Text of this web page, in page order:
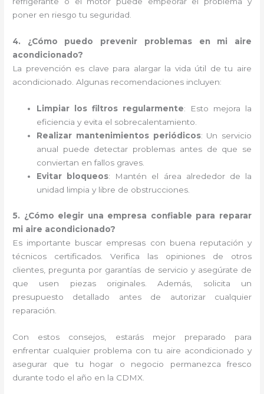
poner en riesgo tu seguridad.
4. ¿Cómo puedo prevenir problemas en mi aire
acondicionado?
La prevención es clave para alargar la vida útil de tu aire
acondicionado. Algunas recomendaciones incluyen:
Limpiar los filtros regularmente: Esto mejora la
eficiencia y evita el sobrecalentamiento.
Realizar mantenimientos periódicos: Un servicio
anual puede detectar problemas antes de que se
conviertan en fallos graves.
Evitar bloqueos: Mantén el área alrededor de la
unidad limpia y libre de obstrucciones.
5. ¿Cómo elegir una empresa confiable para reparar
mi aire acondicionado?
Es importante buscar empresas con buena reputación y
técnicos certificados. Verifica las opiniones de otros
clientes, pregunta por garantías de servicio y asegúrate de
que usen piezas originales. Además, solicita un
presupuesto detallado antes de autorizar cualquier
reparación.
Con estos consejos, estarás mejor preparado para
enfrentar cualquier problema con tu aire acondicionado y
asegurar que tu hogar o negocio permanezca fresco
durante todo el año en la CDMX.